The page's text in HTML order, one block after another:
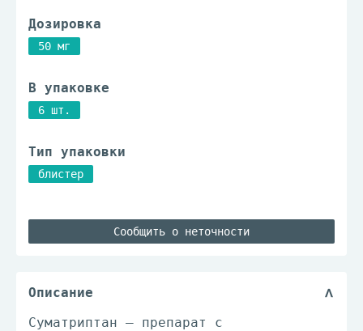
Дозировка
50 мг
В упаковке
6 шт.
Тип упаковки
блистер
Сообщить о неточности
Описание
Суматриптан – препарат с